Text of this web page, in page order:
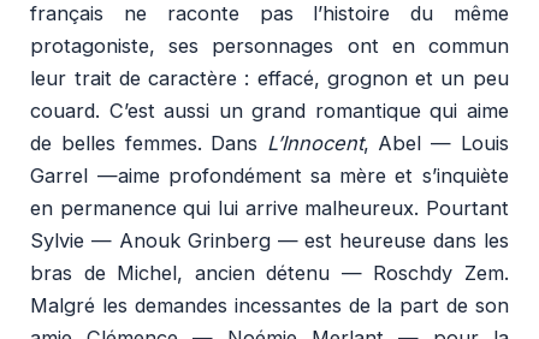
français ne raconte pas l’histoire du même
protagoniste, ses personnages ont en commun
leur trait de caractère : effacé, grognon et un peu
couard. C’est aussi un grand romantique qui aime
de belles femmes. Dans L’Innocent, Abel — Louis
Garrel —aime profondément sa mère et s’inquiète
en permanence qui lui arrive malheureux. Pourtant
Sylvie — Anouk Grinberg — est heureuse dans les
bras de Michel, ancien détenu — Roschdy Zem.
Malgré les demandes incessantes de la part de son